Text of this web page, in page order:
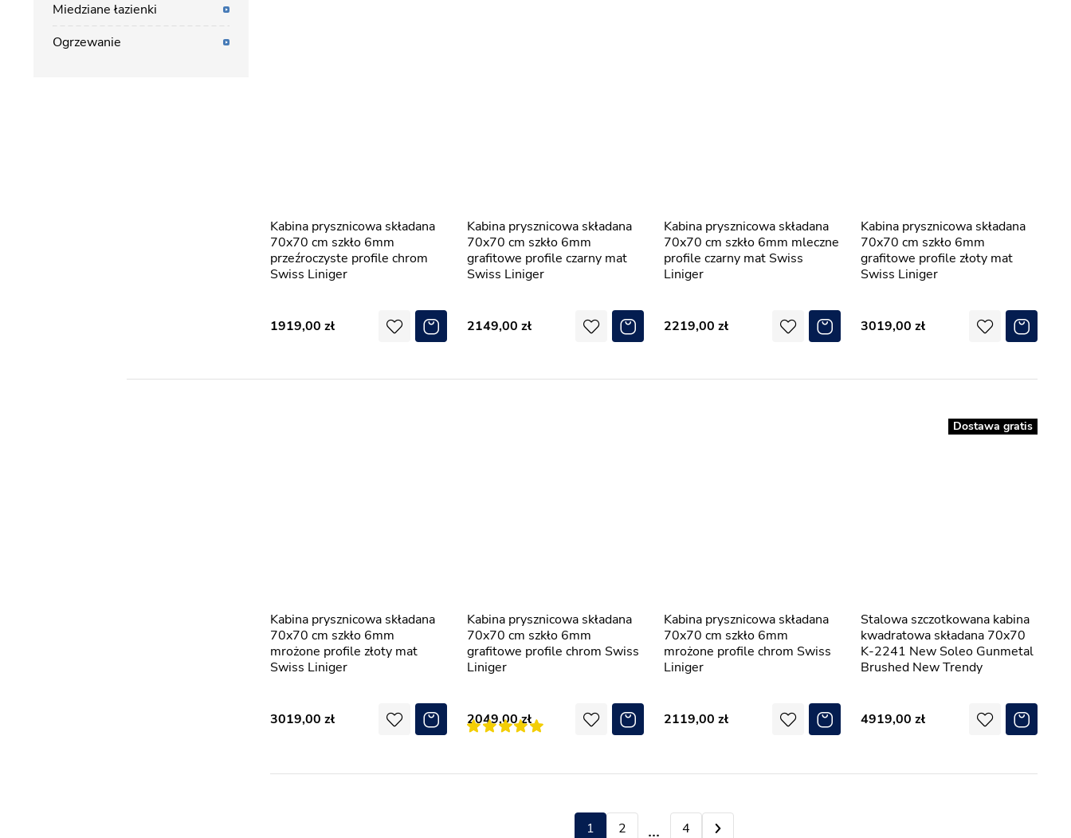
Kabina prysznicowa składana
70x70 cm szkło 6mm
przeźroczyste profile chrom
Swiss Liniger
1919,00
Kabina prysznicowa składana
70x70 cm szkło 6mm
grafitowe profile czarny mat
Swiss Liniger
2149,00
Kabina prysznicowa składana
70x70 cm szkło 6mm mleczne
profile czarny mat Swiss
Liniger
2219,00
Kabina prysznicowa składana
70x70 cm szkło 6mm
grafitowe profile złoty mat
Swiss Liniger
3019,00
Kabina prysznicowa składana
70x70 cm szkło 6mm
mrożone profile złoty mat
Swiss Liniger
3019,00
Kabina prysznicowa składana
70x70 cm szkło 6mm
grafitowe profile chrom Swiss
Liniger
2049,00
Kabina prysznicowa składana
70x70 cm szkło 6mm
mrożone profile chrom Swiss
Liniger
2119,00
Stalowa szczotkowana kabina
kwadratowa składana 70x70
K-2241 New Soleo Gunmetal
Brushed New Trendy
4919,00
Dostawa gratis
1 2 4
Miedziane łazienki
Ogrzewanie